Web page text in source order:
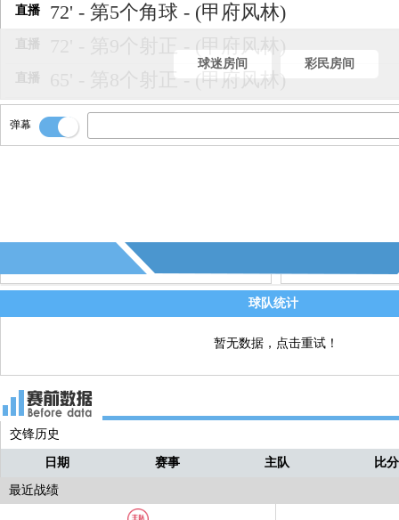
直播 72' - 第5个角球 - (甲府风林)
直播 72' - 第9个射正 - (甲府风林)
直播 65' - 第8个射正 - (甲府风林)
65' - 第4个角球 - (甲府风林)
直播 65' - 第3个角球 - (甲府风林)
球迷房间 彩民房间
弹幕
球队统计
暂无数据，点击重试！
交锋历史
日期 赛事 主队 比分
最近战绩